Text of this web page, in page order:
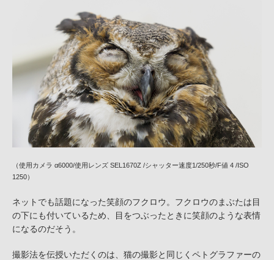
（使用カメラ α6000/使用レンズ SEL1670Z /シャッター速度1/250秒/F値 4 /ISO
1250）
ネットでも話題になった笑顔のフクロウ。フクロウのまぶたは目
の下にも付いているため、目をつぶったときに笑顔のような表情
になるのだそう。
撮影法を伝授いただくのは、猫の撮影と同じくペトグラファーの